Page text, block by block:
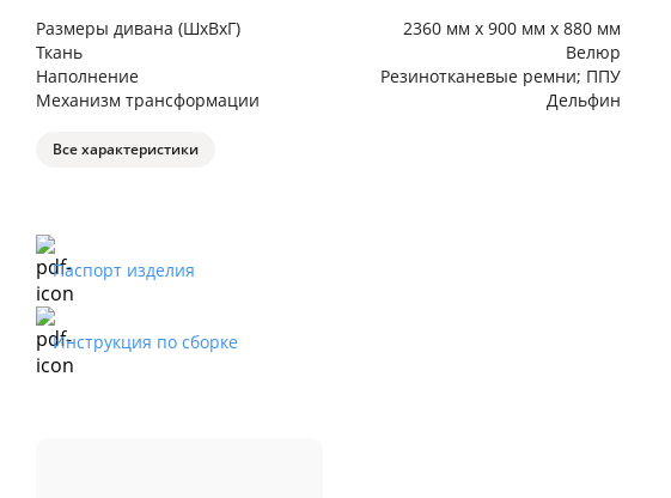
Размеры дивана (ШхВхГ)
2360 мм х 900 мм х 880 мм
Ткань
Велюр
Наполнение
Резинотканевые ремни; ППУ
Механизм трансформации
Дельфин
Все характеристики
Паспорт изделия
Инструкция по сборке